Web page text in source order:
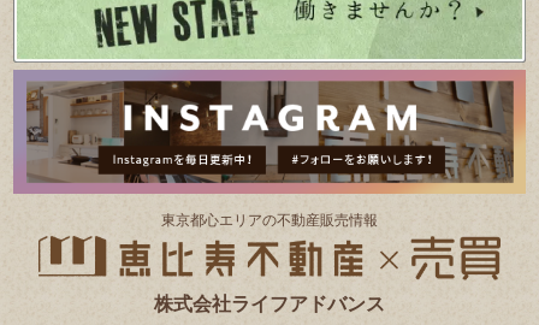
東京都⼼エリアの不動産販売情報
株式会社ライフアドバンス